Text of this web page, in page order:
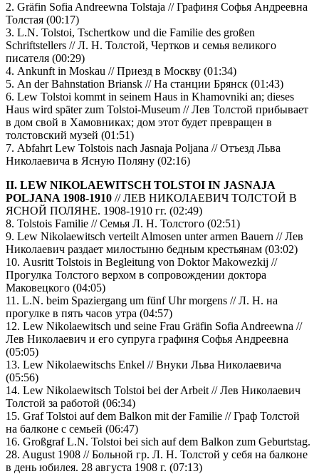
2. Gräfin Sofia Andreewna Tolstaja // Графиня Софья Андреевна
Толстая (00:17)
3. L.N. Tolstoi, Tschertkow und die Familie des großen
Schriftstellers // Л. Н. Толстой, Чертков и семья великого
писателя (00:29)
4. Ankunft in Moskau // Приезд в Москву (01:34)
5. An der Bahnstation Briansk // На станции Брянск (01:43)
6. Lew Tolstoi kommt in seinem Haus in Khamovniki an; dieses
Haus wird später zum Tolstoi-Museum // Лев Толстой прибывает
в дом свой в Хамовниках; дом этот будет превращен в
толстовский музей (01:51)
7. Abfahrt Lew Tolstois nach Jasnaja Poljana // Отъезд Льва
Николаевича в Ясную Поляну (02:16)
II. LEW NIKOLAEWITSCH TOLSTOI IN JASNAJA
POLJANA 1908-1910 // ЛЕВ НИКОЛАЕВИЧ ТОЛСТОЙ В
ЯСНОЙ ПОЛЯНЕ. 1908-1910 гг. (02:49)
8. Tolstois Familie // Семья Л. Н. Толстого (02:51)
9. Lew Nikolaewitsch verteilt Almosen unter armen Bauern // Лев
Николаевич раздает милостыню бедным крестьянам (03:02)
10. Ausritt Tolstois in Begleitung von Doktor Makowezkij //
Прогулка Толстого верхом в сопровождении доктора
Маковецкого (04:05)
11. L.N. beim Spaziergang um fünf Uhr morgens // Л. Н. на
прогулке в пять часов утра (04:57)
12. Lew Nikolaewitsch und seine Frau Gräfin Sofia Andreewna //
Лев Николаевич и его супруга графиня Софья Андреевна
(05:05)
13. Lew Nikolaewitschs Enkel // Внуки Льва Николаевича
(05:56)
14. Lew Nikolaewitsch Tolstoi bei der Arbeit // Лев Николаевич
Толстой за работой (06:34)
15. Graf Tolstoi auf dem Balkon mit der Familie // Граф Толстой
на балконе с семьей (06:47)
16. Großgraf L.N. Tolstoi bei sich auf dem Balkon zum Geburtstag.
28. August 1908 // Больной гр. Л. Н. Толстой у себя на балконе
в день юбилея. 28 августа 1908 г. (07:13)